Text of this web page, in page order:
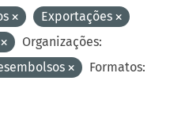
Exportações
Organizações:
Formatos: